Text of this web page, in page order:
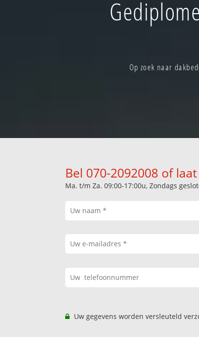
Op zoek naar
Bel 070-2092008 of
Ma. t/m Za. 09:00-17:00u, Zondags
Uw gegevens worden versleuteld